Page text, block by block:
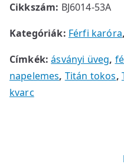
t
.
Cikkszám: BJ6014-53A
Kategóriák: Férfi karóra
Címkék:ásványi üveg,
napelemes, Titán tokos,
kvarc